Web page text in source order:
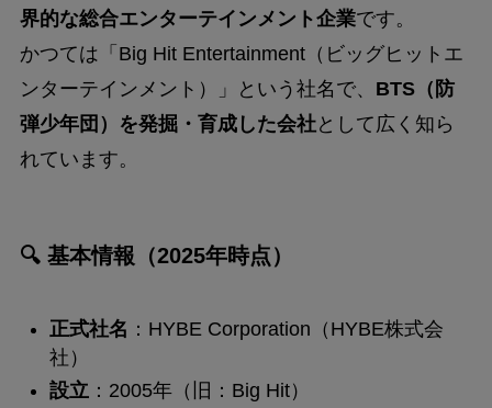
界的な総合エンターテインメント企業です。
かつては「Big Hit Entertainment（ビッグヒットエ
ンターテインメント）」という社名で、 BTS（防
弾少年団）を発掘・育成した会社として広く知ら
れています。
🔍 基本情報（2025年時点）
正式社名 ：HYBE Corporation（HYBE株式会
社）
設立：2005年（旧：Big Hit）